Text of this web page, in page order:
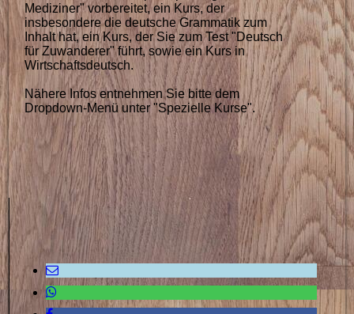
Mediziner" vorbereitet, ein Kurs, der
insbesondere die deutsche Grammatik zum
Inhalt hat, ein Kurs, der Sie zum Test "Deutsch
für Zuwanderer" führt, sowie ein Kurs in
Wirtschaftsdeutsch.
Nähere Infos entnehmen Sie bitte dem
Dropdown-Menü unter "Spezielle Kurse".